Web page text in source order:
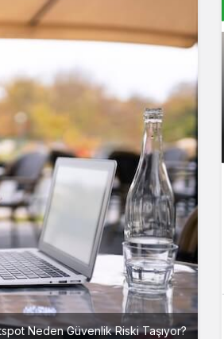
Neden Güvenlik Riski Taşıyor?